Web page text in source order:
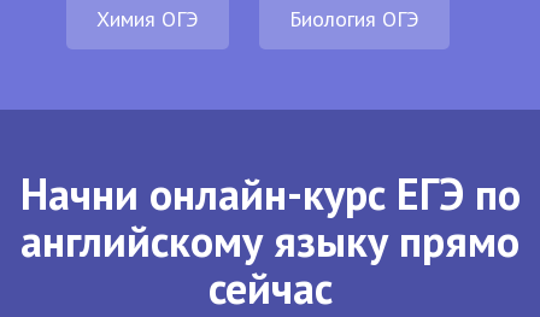
Химия ОГЭ Биология ОГЭ
Начни онлайн-курс ЕГЭ по
английскому языку прямо
сейчас